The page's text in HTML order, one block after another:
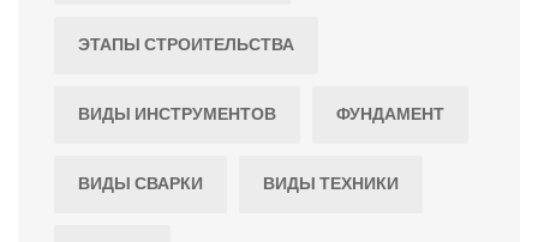
ЭТАПЫ СТРОИТЕЛЬСТВА
ВИДЫ ИНСТРУМЕНТОВ ФУНДАМЕНТ
ВИДЫ СВАРКИ ВИДЫ ТЕХНИКИ